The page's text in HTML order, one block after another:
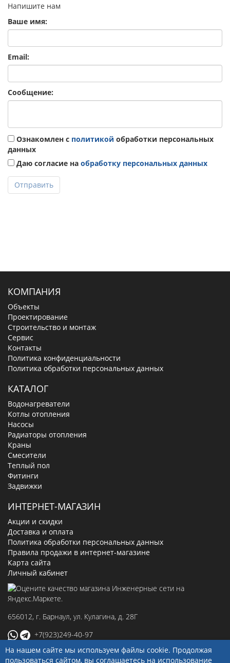
Напишите нам
Ваше имя:
Email:
Сообщение:
Ознакомлен с политикой обработки персональных
данных
Даю согласие на обработку персональных данных
Отправить
КОМПАНИЯ
Объекты
Проектирование
Строительство и монтаж
Сервис
Контакты
Политика конфиденциальности
Политика обработки персональных данных
КАТАЛОГ
Водонагреватели
Котлы отопления
Насосы
Радиаторы отопления
Краны
Смесители
Теплый пол
Фитинги
Задвижки
ИНТЕРНЕТ-МАГАЗИН
Акции и скидки
Доставка и оплата
Политика обработки персональных данных
Правила продажи в интернет-магазине
Карта сайта
Личный кабинет
656012, г. Барнаул, ул. Кулагина, д. 28Г
+7(923)249-40-97
sale@ingenerseti.ru
На нашем сайте мы используем файлы cookie. Продолжая
пользоваться сайтом, вы соглашаетесь на использование